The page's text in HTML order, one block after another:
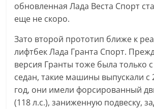
обновленная Лада Веста Спорт
еще не скоро.
Зато второй прототип ближе к
лифтбек Лада Гранта Спорт.
версия Гранты тоже была только
седан, такие машины выпускали с
год, они имели форсированный
(118 л.с.), заниженную подвеску,